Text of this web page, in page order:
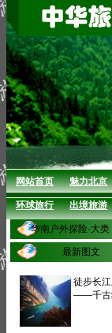
网站首页 魅力北京
环球旅行 出境旅游
华南户外探险·大类
最新图文
徒步长
——千古